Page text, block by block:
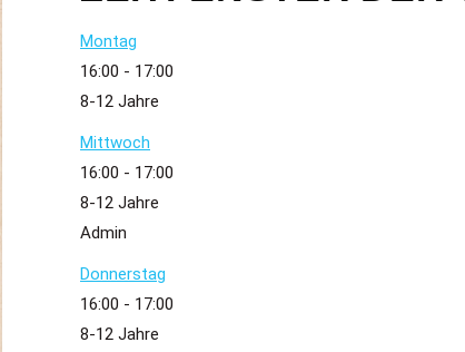
Montag
16:00 - 17:00
8-12 Jahre
Mittwoch
16:00 - 17:00
8-12 Jahre
Admin
Donnerstag
16:00 - 17:00
8-12 Jahre